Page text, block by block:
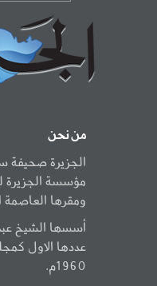
من نحن
الجزيرة صحيفة
مؤسسة الجزيرة
ومقرها العاصمة
أسسها الشيخ
عددها الاول
1960م.